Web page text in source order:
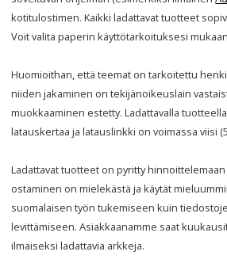
kotitulostimen. Kaikki ladattavat tuotteet
Voit valita paperin käyttötarkoituksesi
Huomioithan, että teemat on tarkoitettu
niiden jakaminen on tekijänoikeuslain
muokkaaminen estetty. Ladattavalla
latauskertaa ja latauslinkki on voimassa viisi
Ladattavat tuotteet on pyritty
ostaminen on mielekästä ja käytät
suomalaisen työn tukemiseen kuin
levittämiseen. Asiakkaanamme saat
ilmaiseksi ladattavia arkkeja.